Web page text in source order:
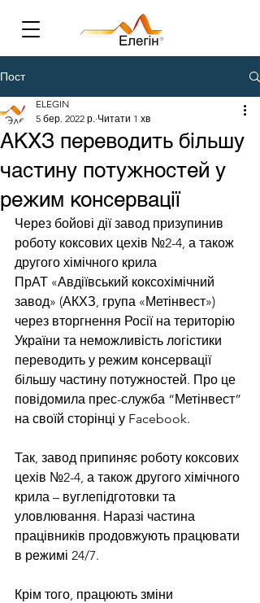
Пост
АКХЗ переводить більшу
частину потужностей у
режим консервації
ELEGIN
5 бер. 2022 р. Читати 1 хв
Через бойові дії завод призупинив
роботу коксових цехів №2-4, а також
другого хімічного крила
ПрАТ «Авдіївський коксохімічний
завод» (АКХЗ, група «Метінвест»)
через вторгнення Росії на територію
України та неможливість логістики
переводить у режим консервації
більшу частину потужностей. Про це
повідомила прес-служба “Метінвест”
на своїй сторінці у Facebook.
Так, завод припиняє роботу коксових
цехів №2-4, а також другого хімічного
крила – вуглепідготовки та
уловлювання. Наразі частина
працівників продовжують працювати
в режимі 24/7.
Крім того, працюють зміни